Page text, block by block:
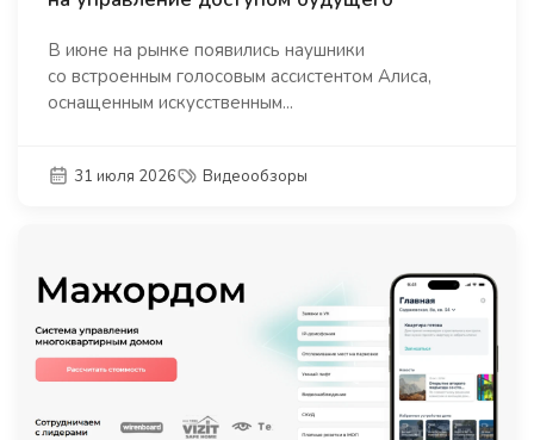
В июне на рынке появились наушники
со встроенным голосовым ассистентом Алиса,
оснащенным искусственным...
31 июля 2026 Видеообзоры